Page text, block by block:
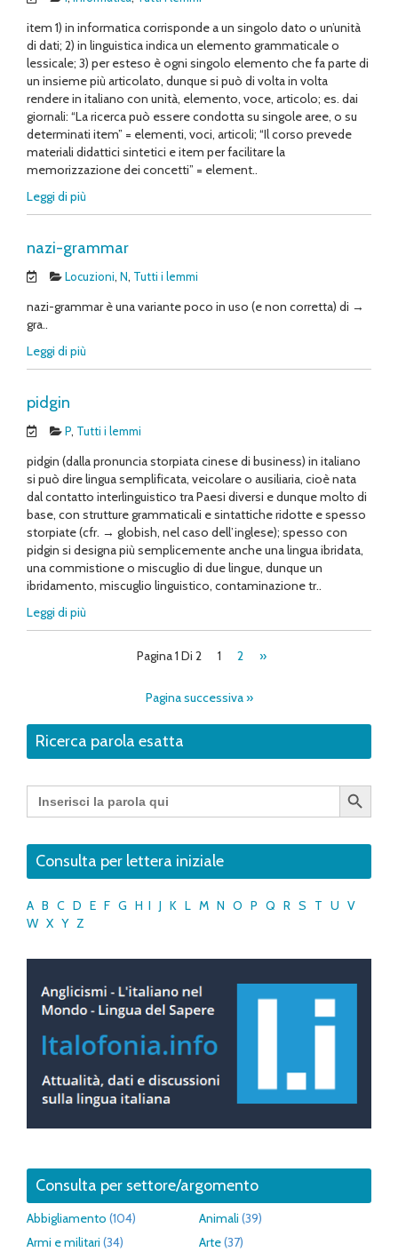
item 1) in informatica corrisponde a un singolo dato o un’unità
di dati; 2) in linguistica indica un elemento grammaticale o
lessicale; 3) per esteso è ogni singolo elemento che fa parte di
un insieme più articolato, dunque si può di volta in volta
rendere in italiano con unità, elemento, voce, articolo; es. dai
giornali: “La ricerca può essere condotta su singole aree, o su
determinati item” = elementi, voci, articoli; “Il corso prevede
materiali didattici sintetici e item per facilitare la
memorizzazione dei concetti” = element..
Leggi di più
nazi-grammar
Locuzioni, N, Tutti i lemmi
nazi-grammar è una variante poco in uso (e non corretta) di →
gra..
Leggi di più
pidgin
P, Tutti i lemmi
pidgin (dalla pronuncia storpiata cinese di business) in italiano
si può dire lingua semplificata, veicolare o ausiliaria, cioè nata
dal contatto interlinguistico tra Paesi diversi e dunque molto di
base, con strutture grammaticali e sintattiche ridotte e spesso
storpiate (cfr. → globish, nel caso dell’inglese); spesso con
pidgin si designa più semplicemente anche una lingua ibridata,
una commistione o miscuglio di due lingue, dunque un
ibridamento, miscuglio linguistico, contaminazione tr..
Leggi di più
Pagina 1 Di 2 1 2 »
Pagina successiva »
Ricerca parola esatta
Search
for:
Search Button
Consulta per lettera iniziale
A B C D E F G H I J K L M N O P Q R S T U V
W X Y Z
Consulta per settore/argomento
Abbigliamento (104) Animali (39)
Armi e militari (34) Arte(37)